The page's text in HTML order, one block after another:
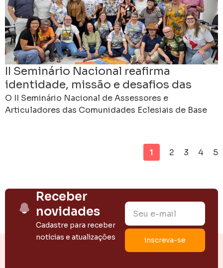
II Seminário Nacional reafirma
identidade, missão e desafios das
CEBs no Brasil
O II Seminário Nacional de Assessores e
Articuladores das Comunidades Eclesiais de Base
1 2 3 4 5
Receber
novidades
Cadastre para receber
notícias e atualizações